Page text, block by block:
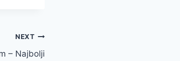
NEXT
– Najbolji